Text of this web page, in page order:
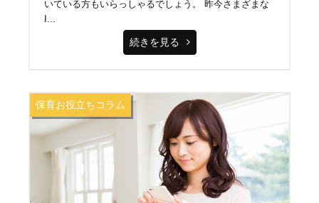
いている方もいらっしゃるでしょう。 昨今さまざまな
I...
続きを見る
保育お役立ちコラム